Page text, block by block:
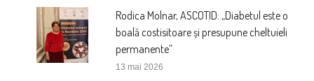
Rodica Molnar, ASCOTID: „Diabetul este o
boală costisitoare și presupune cheltuieli
permanente”
13 mai 2026